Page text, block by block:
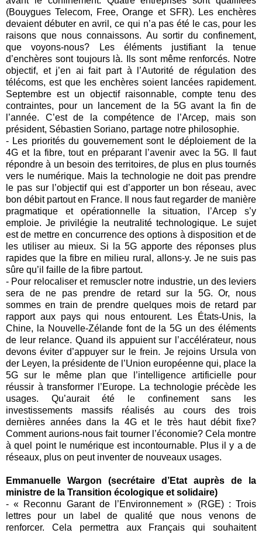
(Bouygues Telecom, Free, Orange et SFR). Les enchères
devaient débuter en avril, ce qui n’a pas été le cas, pour les
raisons que nous connaissons. Au sortir du confinement,
que voyons-nous? Les éléments justifiant la tenue
d’enchères sont toujours là. Ils sont même renforcés. Notre
objectif, et j’en ai fait part à l’Autorité de régulation des
télécoms, est que les enchères soient lancées rapidement.
Septembre est un objectif raisonnable, compte tenu des
contraintes, pour un lancement de la 5G avant la fin de
l’année. C’est de la compétence de l’Arcep, mais son
président, Sébastien Soriano, partage notre philosophie.
- Les priorités du gouvernement sont le déploiement de la
4G et la fibre, tout en préparant l’avenir avec la 5G. Il faut
répondre à un besoin des territoires, de plus en plus tournés
vers le numérique. Mais la technologie ne doit pas prendre
le pas sur l’objectif qui est d’apporter un bon réseau, avec
bon débit partout en France. Il nous faut regarder de manière
pragmatique et opérationnelle la situation, l’Arcep s’y
emploie. Je privilégie la neutralité technologique. Le sujet
est de mettre en concurrence des options à disposition et de
les utiliser au mieux. Si la 5G apporte des réponses plus
rapides que la fibre en milieu rural, allons-y. Je ne suis pas
sûre qu’il faille de la fibre partout.
- Pour relocaliser et remuscler notre industrie, un des leviers
sera de ne pas prendre de retard sur la 5G. Or, nous
sommes en train de prendre quelques mois de retard par
rapport aux pays qui nous entourent. Les États-Unis, la
Chine, la Nouvelle-Zélande font de la 5G un des éléments
de leur relance. Quand ils appuient sur l’accélérateur, nous
devons éviter d’appuyer sur le frein. Je rejoins Ursula von
der Leyen, la présidente de l’Union européenne qui, place la
5G sur le même plan que l’intelligence artificielle pour
réussir à transformer l’Europe. La technologie précède les
usages. Qu’aurait été le confinement sans les
investissements massifs réalisés au cours des trois
dernières années dans la 4G et le très haut débit fixe?
Comment aurions-nous fait tourner l’économie? Cela montre
à quel point le numérique est incontournable. Plus il y a de
réseaux, plus on peut inventer de nouveaux usages.
Emmanuelle Wargon (secrétaire d’Etat auprès de la
ministre de la Transition écologique et solidaire)
- « Reconnu Garant de l’Environnement » (RGE) : Trois
lettres pour un label de qualité que nous venons de
renforcer. Cela permettra aux Français qui souhaitent